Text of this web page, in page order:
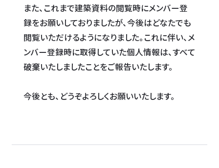
また、これまで建築資料の閲覧時にメンバー登
録をお願いしておりましたが、今後はどなたでも
閲覧いただけるようになりました。これに伴い、メ
ンバー登録時に取得していた個人情報は、すべて
破棄いたしましたことをご報告いたします。
今後とも、どうぞよろしくお願いいたします。